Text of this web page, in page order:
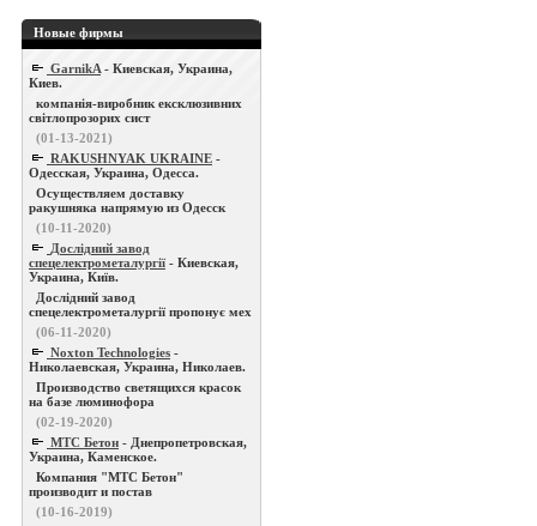
Новые фирмы
GarnikA - Киевская, Украина,
Киев.
компанія-виробник ексклюзивних
світлопрозорих сист
(01-13-2021)
RAKUSHNYAK UKRAINE -
Одесская, Украина, Одесса.
Осуществляем доставку
ракушняка напрямую из Одесск
(10-11-2020)
Дослідний завод
спецелектрометалургії - Киевская,
Украина, Київ.
Дослідний завод
спецелектрометалургії пропонує мех
(06-11-2020)
Noxton Technologies -
Николаевская, Украина, Николаев.
Производство светящихся красок
на базе люминофора
(02-19-2020)
МТС Бетон - Днепропетровская,
Украина, Каменское.
Компания "МТС Бетон"
производит и постав
(10-16-2019)